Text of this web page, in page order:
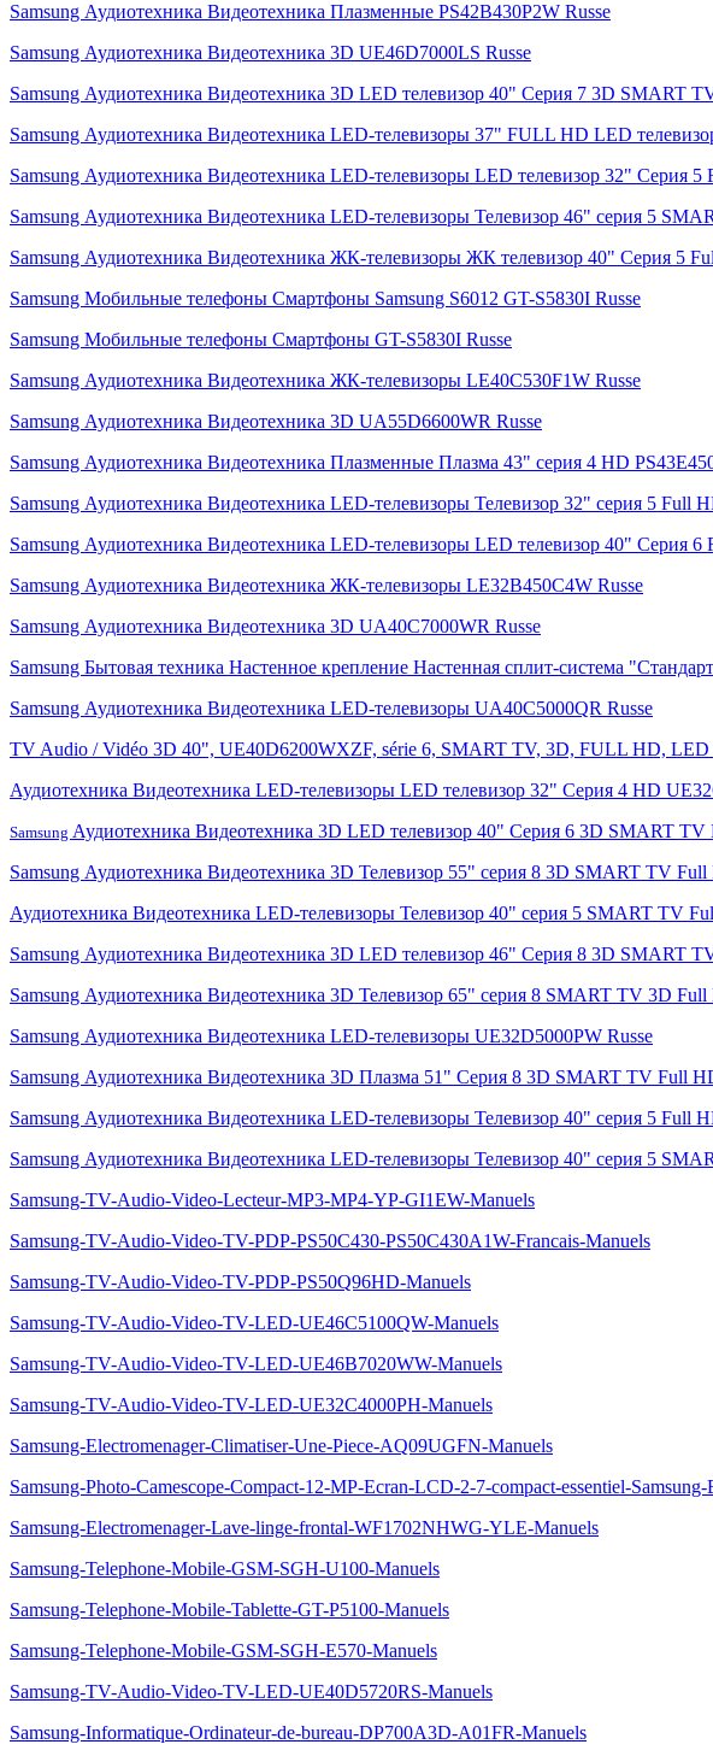
Samsung Аудиотехника Видеотехника Плазменные PS42B430P2W Russe
Samsung Аудиотехника Видеотехника 3D UE46D7000LS Russe
Samsung Аудиотехника Видеотехника 3D LED телевизор 40" Серия 7 3D SMART
Samsung Аудиотехника Видеотехника LED-телевизоры 37" FULL HD LED
Samsung Аудиотехника Видеотехника LED-телевизоры LED телевизор 32" Серия
Samsung Аудиотехника Видеотехника LED-телевизоры Телевизор 46" серия 5
Samsung Аудиотехника Видеотехника ЖК-телевизоры ЖК телевизор 40" Серия 5
Samsung Мобильные телефоны Смартфоны Samsung S6012 GT-S5830I Russe
Samsung Мобильные телефоны Смартфоны GT-S5830I Russe
Samsung Аудиотехника Видеотехника ЖК-телевизоры LE40C530F1W Russe
Samsung Аудиотехника Видеотехника 3D UA55D6600WR Russe
Samsung Аудиотехника Видеотехника Плазменные Плазма 43" cерия 4 HD
Samsung Аудиотехника Видеотехника LED-телевизоры Телевизор 32" серия 5
Samsung Аудиотехника Видеотехника LED-телевизоры LED телевизор 40" Серия
Samsung Аудиотехника Видеотехника ЖК-телевизоры LE32B450C4W Russe
Samsung Аудиотехника Видеотехника 3D UA40C7000WR Russe
Samsung Бытовая техника Настенное крепление Настенная сплит-система
Samsung Аудиотехника Видеотехника LED-телевизоры UA40C5000QR Russe
TV Audio / Vidéo 3D 40", UE40D6200WXZF, série 6, SMART TV, 3D, FULL HD,
Аудиотехника Видеотехника LED-телевизоры LED телевизор 32" Серия 4 HD
Samsung Аудиотехника Видеотехника 3D LED телевизор 40" Серия 6 3D SMART
Samsung Аудиотехника Видеотехника 3D Телевизор 55" серия 8 3D SMART TV
Аудиотехника Видеотехника LED-телевизоры Телевизор 40" серия 5 SMART TV
Samsung Аудиотехника Видеотехника 3D LED телевизор 46" Серия 8 3D SMART
Samsung Аудиотехника Видеотехника 3D Телевизор 65" серия 8 SMART TV 3D
Samsung Аудиотехника Видеотехника LED-телевизоры UE32D5000PW Russe
Samsung Аудиотехника Видеотехника 3D Плазма 51" Серия 8 3D SMART TV Full
Samsung Аудиотехника Видеотехника LED-телевизоры Телевизор 40" серия 5
Samsung Аудиотехника Видеотехника LED-телевизоры Телевизор 40" серия 5
Samsung-TV-Audio-Video-Lecteur-MP3-MP4-YP-GI1EW-Manuels
Samsung-TV-Audio-Video-TV-PDP-PS50C430-PS50C430A1W-Francais-Manuels
Samsung-TV-Audio-Video-TV-PDP-PS50Q96HD-Manuels
Samsung-TV-Audio-Video-TV-LED-UE46C5100QW-Manuels
Samsung-TV-Audio-Video-TV-LED-UE46B7020WW-Manuels
Samsung-TV-Audio-Video-TV-LED-UE32C4000PH-Manuels
Samsung-Electromenager-Climatiser-Une-Piece-AQ09UGFN-Manuels
Samsung-Photo-Camescope-Compact-12-MP-Ecran-LCD-2-7-compact-essentiel-
Samsung-Electromenager-Lave-linge-frontal-WF1702NHWG-YLE-Manuels
Samsung-Telephone-Mobile-GSM-SGH-U100-Manuels
Samsung-Telephone-Mobile-Tablette-GT-P5100-Manuels
Samsung-Telephone-Mobile-GSM-SGH-E570-Manuels
Samsung-TV-Audio-Video-TV-LED-UE40D5720RS-Manuels
Samsung-Informatique-Ordinateur-de-bureau-DP700A3D-A01FR-Manuels